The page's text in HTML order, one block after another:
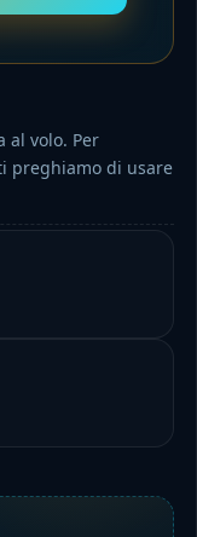
al volo. Per
preghiamo di usare